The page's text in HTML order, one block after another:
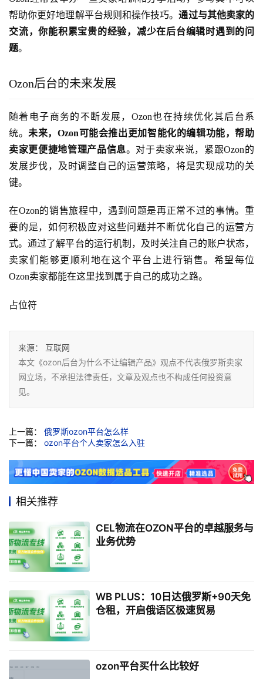
帮助你更好地理解平台规则和操作技巧。通过与其他卖家的
交流，你能积累宝贵的经验，减少在后台编辑时遇到的问
题。
Ozon后台的未来发展
随着电子商务的不断发展，Ozon也在持续优化其后台系
统。 未来，Ozon可能会推出更加智能化的编辑功能，帮助
卖家更便捷地管理产品信息。对于卖家来说，紧跟Ozon的
发展步伐，及时调整自己的运营策略，将是实现成功的关
键。
在Ozon的销售旅程中，遇到问题是再正常不过的事情。重
要的是，如何积极应对这些问题并不断优化自己的运营方
式。通过了解平台的运行机制，及时关注自己的账户状态，
卖家们能够更顺利地在这个平台上进行销售。希望每位
Ozon卖家都能在这里找到属于自己的成功之路。
占位符
来源：
互联网
本文《ozon后台为什么不让编辑产品》观点不代表俄罗斯卖家
网立场，不承担法律责任，文章及观点也不构成任何投资意
见。
上一篇： 俄罗斯ozon平台怎么样
下一篇： ozon平台个人卖家怎么入驻
相关推荐
CEL物流在OZON平台的卓越服务与
业务优势
WB PLUS：10日达俄罗斯+90天免
仓租，开启俄语区极速贸易
ozon平台买什么比较好